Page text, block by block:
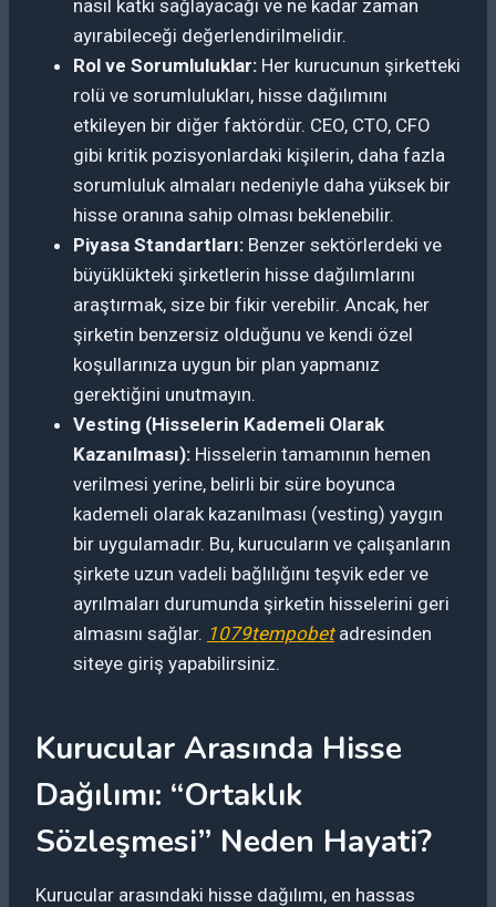
nasıl katkı sağlayacağı ve ne kadar zaman
ayırabileceği değerlendirilmelidir.
Rol ve Sorumluluklar: Her kurucunun şirketteki
rolü ve sorumlulukları, hisse dağılımını
etkileyen bir diğer faktördür. CEO, CTO, CFO
gibi kritik pozisyonlardaki kişilerin, daha fazla
sorumluluk almaları nedeniyle daha yüksek bir
hisse oranına sahip olması beklenebilir.
Piyasa Standartları: Benzer sektörlerdeki ve
büyüklükteki şirketlerin hisse dağılımlarını
araştırmak, size bir fikir verebilir. Ancak, her
şirketin benzersiz olduğunu ve kendi özel
koşullarınıza uygun bir plan yapmanız
gerektiğini unutmayın.
Vesting (Hisselerin Kademeli Olarak
Kazanılması): Hisselerin tamamının hemen
verilmesi yerine, belirli bir süre boyunca
kademeli olarak kazanılması (vesting) yaygın
bir uygulamadır. Bu, kurucuların ve çalışanların
şirkete uzun vadeli bağlılığını teşvik eder ve
ayrılmaları durumunda şirketin hisselerini geri
almasını sağlar. 1079tempobetadresinden
siteye giriş yapabilirsiniz.
Kurucular Arasında Hisse
Dağılımı: “Ortaklık
Sözleşmesi” Neden Hayati?
Kurucular arasındaki hisse dağılımı, en hassas